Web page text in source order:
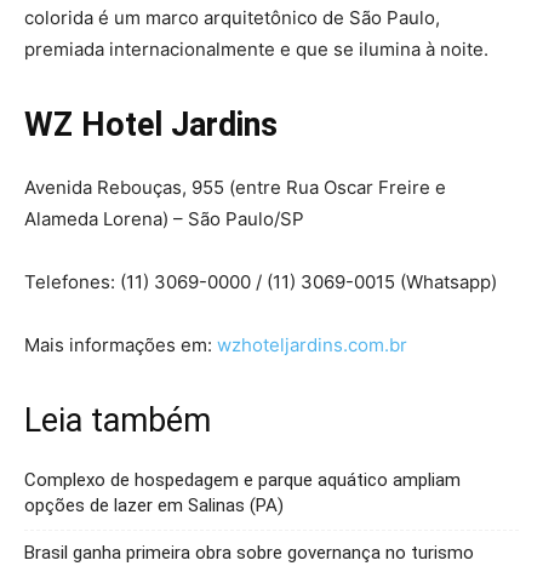
colorida é um marco arquitetônico de São Paulo,
premiada internacionalmente e que se ilumina à noite.
WZ Hotel Jardins
Avenida Rebouças, 955 (entre Rua Oscar Freire e
Alameda Lorena) – São Paulo/SP
Telefones: (11) 3069-0000 / (11) 3069-0015 (Whatsapp)
Mais informações em: wzhoteljardins.com.br
Leia também
Complexo de hospedagem e parque aquático ampliam
opções de lazer em Salinas (PA)
Brasil ganha primeira obra sobre governança no turismo